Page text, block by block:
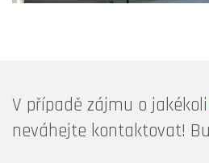
V případě zájmu o jakékoli
neváhejte kontaktovat!